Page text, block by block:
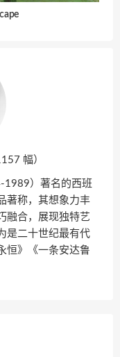
幅）
1989）著名的西班
著称，其想象力丰
融合，展现独特艺
是二十世纪最有代
恒》《一条安达鲁